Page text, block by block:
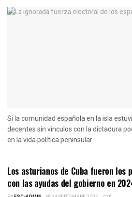
Si la comunidad española en la isla
decentes sin vínculos con la dictadura
en la vida política peninsular
Los asturianos de Cuba fueron los
con las ayudas del gobierno en